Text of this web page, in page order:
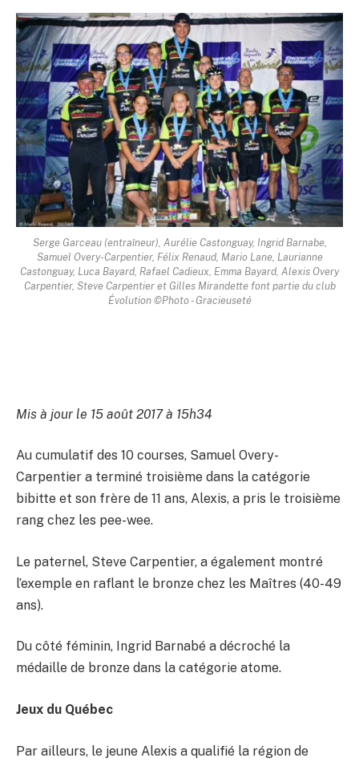
Serge Garceau (entraîneur), Aurélie Castonguay, Ingrid Barnabe,
Samuel Overy-Carpentier, Félix Renaud, Mario Lane, Laurianne
Castonguay, Luca Bayard, Rafael Cadieux, Emma Bayard, Alexis Overy
Carpentier, Steve Carpentier et Gilles Mirandette font partie du club
Évolution ©Photo - Gracieuseté
Mis à jour le 15 août 2017 à 15h34
Au cumulatif des 10 courses, Samuel Overy-
Carpentier a terminé troisième dans la catégorie
bibitte et son frère de 11 ans, Alexis, a pris le troisième
rang chez les pee-wee.
Le paternel, Steve Carpentier, a également montré
l’exemple en raflant le bronze chez les Maîtres (40-49
ans).
Du côté féminin, Ingrid Barnabé a décroché la
médaille de bronze dans la catégorie atome.
Jeux du Québec
Par ailleurs, le jeune Alexis a qualifié la région de